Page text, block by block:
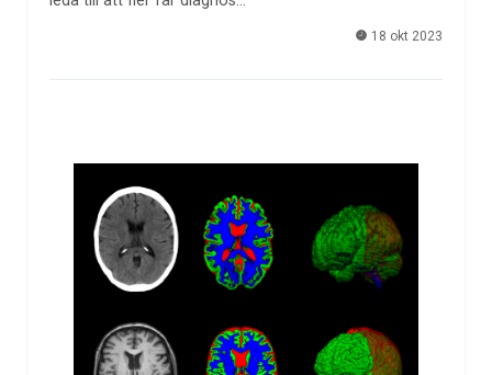
18 okt 2023